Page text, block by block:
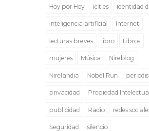
Hoy por Hoy icities identidad
inteligencia artificial Internet
lecturas breves libro Libros
mujeres Música Nireblog
Nirelandia Nobel Run
privacidad Propiedad Intelectual
publicidad Radio redes
Seguridad silencio